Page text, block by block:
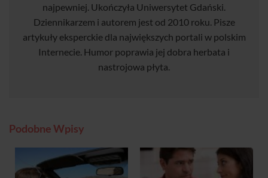
najpewniej. Ukończyła Uniwersytet Gdański.
Dziennikarzem i autorem jest od 2010 roku. Pisze
artykuły eksperckie dla największych portali w polskim
Internecie. Humor poprawia jej dobra herbata i
nastrojowa płyta.
Podobne Wpisy